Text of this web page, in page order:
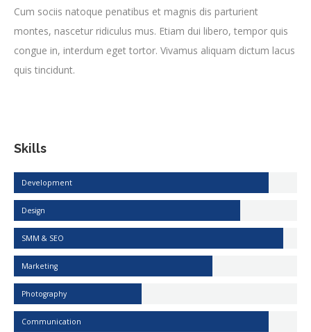
Cum sociis natoque penatibus et magnis dis parturient
montes, nascetur ridiculus mus. Etiam dui libero, tempor quis
congue in, interdum eget tortor. Vivamus aliquam dictum lacus
quis tincidunt.
Skills
Development
Design
SMM & SEO
Marketing
Photography
Communication